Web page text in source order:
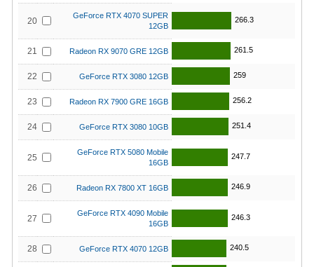
20
GeForce RTX 4070 SUPER
12GB
266.3
21 Radeon RX 9070 GRE 12GB 261.5
22 GeForce RTX 3080 12GB 259
23 Radeon RX 7900 GRE 16GB 256.2
24 GeForce RTX 3080 10GB 251.4
25
GeForce RTX 5080 Mobile
16GB
247.7
26 Radeon RX 7800 XT 16GB 246.9
27
GeForce RTX 4090 Mobile
16GB
246.3
28 GeForce RTX 4070 12GB 240.5